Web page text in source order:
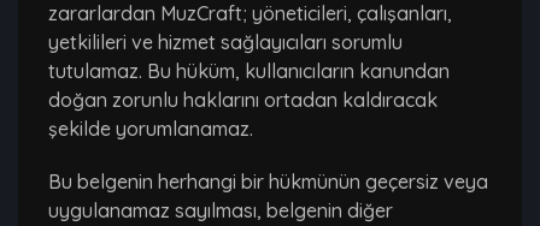
zararlardan MuzCraft; yöneticileri, çalışanları,
yetkilileri ve hizmet sağlayıcıları sorumlu
tutulamaz. Bu hüküm, kullanıcıların kanundan
doğan zorunlu haklarını ortadan kaldıracak
şekilde yorumlanamaz.
Bu belgenin herhangi bir hükmünün geçersiz veya
uygulanamaz sayılması, belgenin diğer